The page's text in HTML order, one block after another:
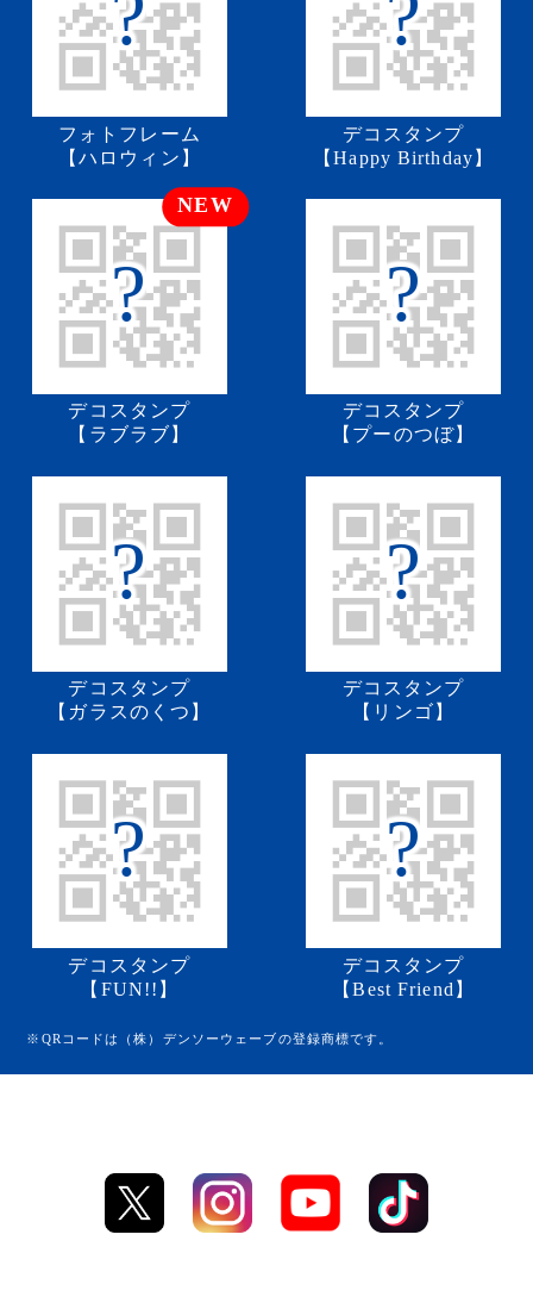
フォトフレーム
【ハロウィン】
デコスタンプ
【Happy Birthday】
?
デコスタンプ
【ラブラブ】
?
デコスタンプ
【プーのつぼ】
?
デコスタンプ
【ガラスのくつ】
?
デコスタンプ
【リンゴ】
?
デコスタンプ
【FUN!!】
?
デコスタンプ
【Best Friend】
※QRコードは（株）デンソーウェーブの登録商標です。